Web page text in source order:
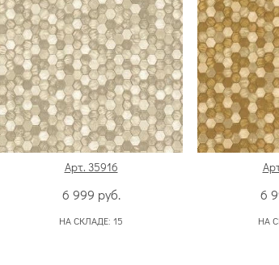
Арт. 35916
6 999 руб.
НА СКЛАДЕ: 15
6
НА